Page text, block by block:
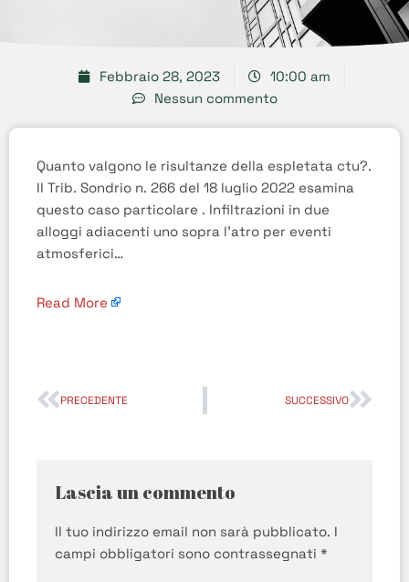
Febbraio 28, 2023
10:00 am
Nessun commento
Quanto valgono le risultanze della espletata ctu?.
Il Trib. Sondrio n. 266 del 18 luglio 2022 esamina
questo caso particolare . Infiltrazioni in due
alloggi adiacenti uno sopra l’atro per eventi
atmosferici…
Read More
PRECEDENTE SUCCESSIVO
Lascia un commento
Il tuo indirizzo email non sarà pubblicato. I
campi obbligatori sono contrassegnati *